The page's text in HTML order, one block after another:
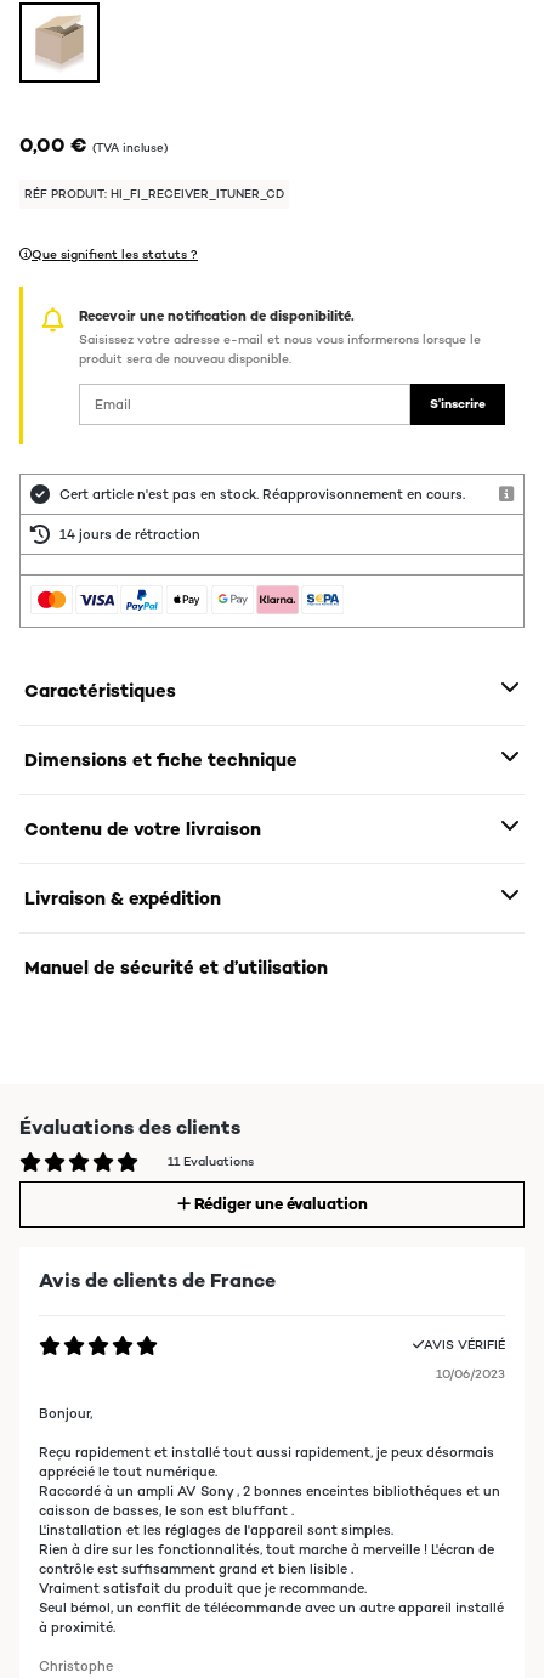
0,00 € (TVA incluse)
RÉF PRODUIT: HI_FI_RECEIVER_ITUNER_CD
Que signifient les statuts ?
Recevoir une notification de disponibilité.
Saisissez votre adresse e-mail et nous vous informerons lorsque le
produit sera de nouveau disponible.
S'inscrire
Cert article n'est pas en stock. Réapprovisonnement en cours.
14 jours de rétraction
Caractéristiques
Dimensions et fiche technique
Contenu de votre livraison
Livraison & expédition
Manuel de sécurité et d’utilisation
Évaluations des clients
11 Evaluations
Rédiger une évaluation
Avis de clients de France
AVIS VÉRIFIÉ
10/06/2023
Bonjour,
Reçu rapidement et installé tout aussi rapidement, je peux désormais
apprécié le tout numérique.
Raccordé à un ampli AV Sony , 2 bonnes enceintes bibliothéques et un
caisson de basses, le son est bluffant .
L'installation et les réglages de l'appareil sont simples.
Rien à dire sur les fonctionnalités, tout marche à merveille ! L'écran de
contrôle est suffisamment grand et bien lisible .
Vraiment satisfait du produit que je recommande.
Seul bémol, un conflit de télécommande avec un autre appareil installé
à proximité.
Christophe